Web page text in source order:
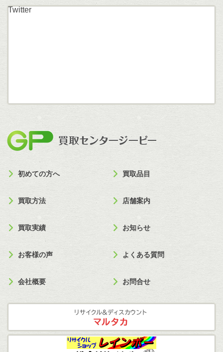
Twitter
初めての方へ 買取品目
買取方法 店舗案内
買取実績 お知らせ
お客様の声 よくある質問
会社概要 お問合せ